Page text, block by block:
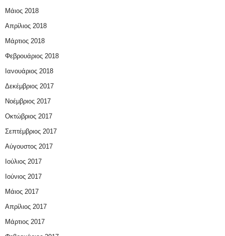
Μάιος 2018
Απρίλιος 2018
Μάρτιος 2018
Φεβρουάριος 2018
Ιανουάριος 2018
Δεκέμβριος 2017
Νοέμβριος 2017
Οκτώβριος 2017
Σεπτέμβριος 2017
Αύγουστος 2017
Ιούλιος 2017
Ιούνιος 2017
Μάιος 2017
Απρίλιος 2017
Μάρτιος 2017